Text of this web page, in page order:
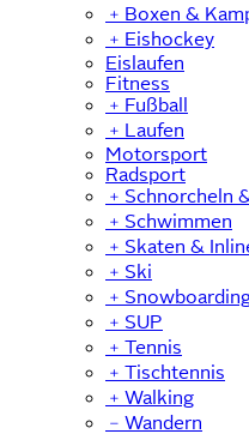
﹢ Boxen &
﹢ Eishockey
Eislaufen
Fitness
﹢ Fußball
﹢ Laufen
Motorsport
Radsport
﹢ Schnorcheln
﹢ Schwimmen
﹢ Skaten &
﹢ Ski
﹢
﹢ SUP
﹢ Tennis
﹢ Tischtennis
﹢ Walking
﹣ Wandern